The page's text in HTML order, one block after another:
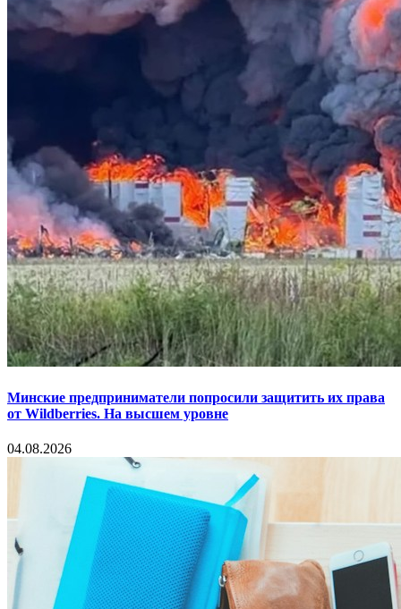
Минские предприниматели попросили защитить их права
от Wildberries. На высшем уровне
04.08.2026